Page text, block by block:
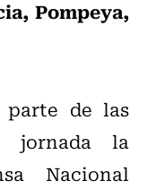
Pompeya,
parte de las
jornada la
Nacional